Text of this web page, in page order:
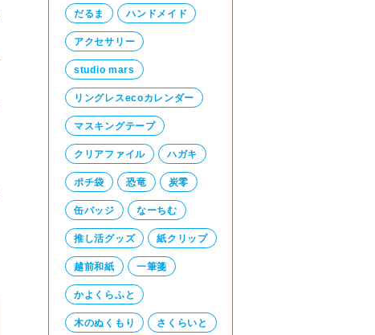
だるま ハンドメイド
アクセサリー
studio mars
リングレスecoカレンダー
マスキングテープ
クリアファイル ハガキ
ポチ袋 恐竜 炭零
缶バッジ なーちむ
推し活グッズ 紙クリップ
越前和紙 一筆箋
かよくらふと
木のぬくもり さくらいと